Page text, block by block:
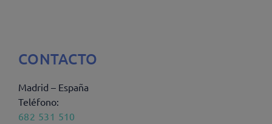
CONTACTO
Madrid – España
Teléfono:
682 531 510